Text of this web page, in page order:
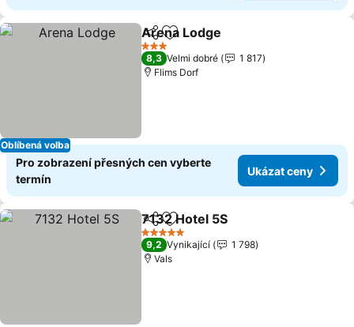
Oblíbená volba
SdíletPřidat na seznam oblíbených
Arena Lodge
3 Počet hvězdiček
8,3 Velmi dobré
1 817
Flims Dorf
Pro zobrazení přesných cen vyberte
termín
Ukázat ceny
SdíletPřidat na seznam oblíbených
7132 Hotel 5S
5 Počet hvězdiček
9,2 Vynikající
1 798
Vals